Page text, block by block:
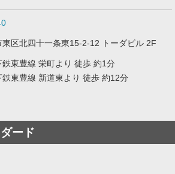
東区北四十一条東15-2-12 トーダビル 2F
東豊線 栄町より 徒歩 約1分
東豊線 新道東より 徒歩 約12分
ード